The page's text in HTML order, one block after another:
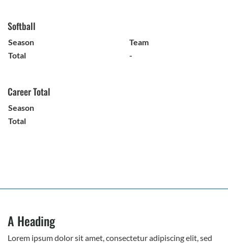
Softball
Season
Team
Total
-
Career Total
Season
Total
A Heading
Lorem ipsum dolor sit amet, consectetur adipiscing elit, sed